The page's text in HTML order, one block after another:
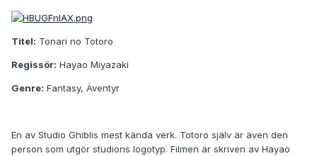
Titel: Tonari no Totoro
Regissör: Hayao Miyazaki
Genre: Fantasy, Äventyr
En av Studio Ghiblis mest kända verk. Totoro själv är även den
person som utgör studions logotyp. Filmen är skriven av Hayao